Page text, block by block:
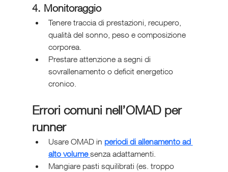
4. Monitoraggio
Tenere traccia di prestazioni, recupero,
qualità del sonno, peso e composizione
corporea.
Prestare attenzione a segni di
sovrallenamento o deficit energetico
cronico.
Errori comuni nell’OMAD per
runner
Usare OMAD in periodi di allenamento ad
alto volume senza adattamenti.
Mangiare pasti squilibrati (es. troppo